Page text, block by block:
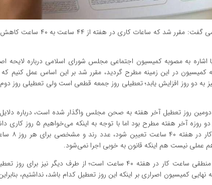
یکی از اعضای کمیسیون اجتماعی مجلس شورای
نیز به دو روز افزایش یابد؛ تعطیلی روز جمعه قطعی است ولی تعطیلی روز
دومین روز تعطیل آخر هفته به صحن مجلس واگذار شده است، درباره
خوبی قابل
این عضو کمیسیون اجتماعی مجلس تاکید کرد: عدد منطقی ساعت کار در هفته ۴۰ ساعت است؛
کمیسیون اصراری بر اینکه این روز تعطیل کدام باشد، نداشتیم،